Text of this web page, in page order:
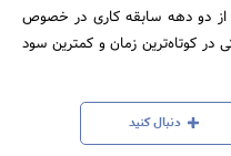
از دو دهه سابقه کاری در خصوص
در کوتاه‌ترین زمان و کمترین سود
دنبال کنید